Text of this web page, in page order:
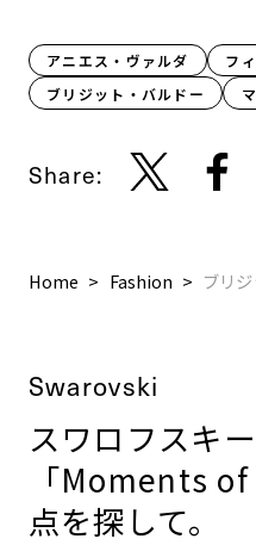
アニエス・ヴァルダ
フ
ブリジット・バルドー
Share:
Home Fashion ブリ
Swarovski
スワロフスキ
「Moments
点を探して。